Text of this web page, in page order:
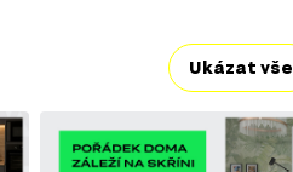
Ukázat vše